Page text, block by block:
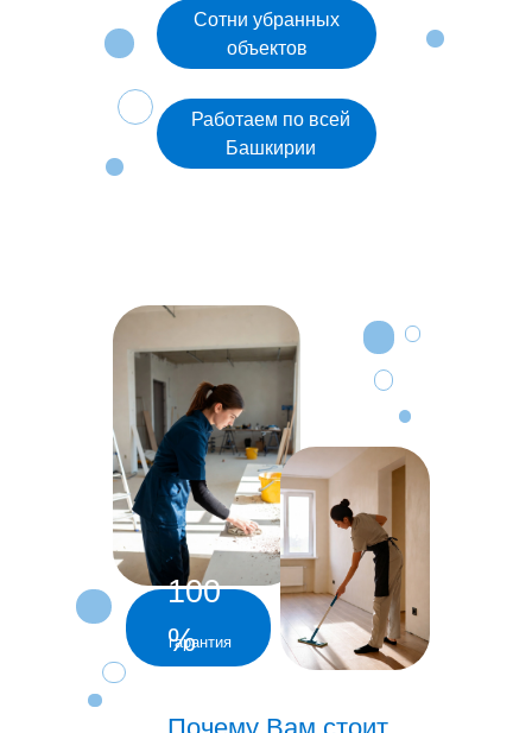
Сотни убранных
объектов
Работаем по всей
Башкирии
100
%
гарантия